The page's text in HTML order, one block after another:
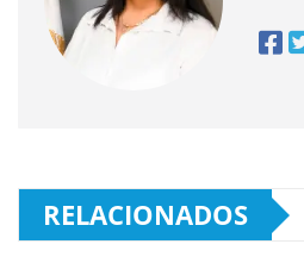
RELACIONADOS